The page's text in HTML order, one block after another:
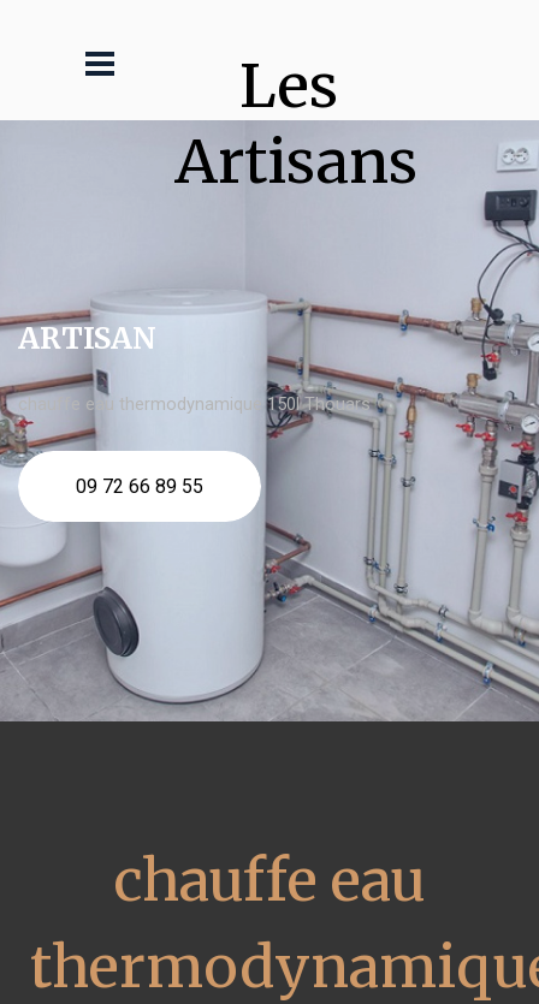
Les
Artisans
ARTISAN
chauffe eau thermodynamique 150l Thouars
09 72 66 89 55
chauffe eau